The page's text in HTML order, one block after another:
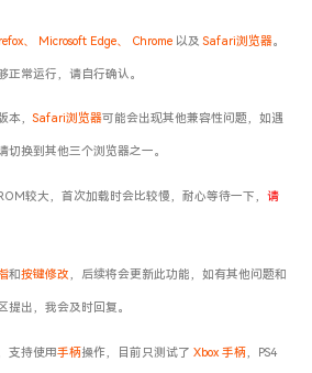
、 Microsoft Edge、 Chrome 以及Safari浏览器。
正常运行，请自行确认。
本，Safari浏览器可能会出现其他兼容性问题，如遇
切换到其他三个浏览器之一。
较大，首次加载时会比较慢，耐心等待一下，请
和按键修改 ，后续将会更新此功能，如有其他问题和
提出，我会及时回复。
支持使用手柄操作，目前只测试了Xbox 手柄 ，PS4